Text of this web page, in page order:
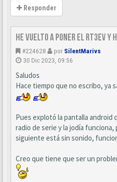
Responder
He vuelto a poner el RT3ev y
#224628 por SilentMarivs
30 Dic 2023, 09:56
Saludos
Hace tiempo que no escribo, ya
Pues explotó la pantalla android
radio de serie y la jodía funciona,
siguiente está sin sonido,
Creo que tiene que ser un